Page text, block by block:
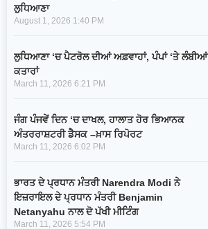
ਲੁਧਿਆਣਾ
August 1, 2026 1:40 PM
ਲੁਧਿਆਣਾ ‘ਚ ਪੈਟਰੋਲ ਦੀਆਂ ਅਫ਼ਵਾਹਾਂ, ਪੰਪਾਂ ‘ਤੇ ਲੰਬੀਆਂ
ਕਤਾਰਾਂ
March 11, 2026 6:21 PM
ਜੰਗ ਪੰਜਵੇਂ ਦਿਨ ‘ਚ ਦਾਖਲ, ਹਾਲਾਤ ਹੋਰ ਭਿਆਨਕ
ਅੰਤਰਰਾਸ਼ਟਰੀ ਡੈਸਕ –ਖ਼ਾਸ ਰਿਪੋਰਟ
March 11, 2026 6:02 PM
ਭਾਰਤ ਦੇ ਪ੍ਰਧਾਨ ਮੰਤਰੀ Narendra Modi ਨੇ
ਇਜ਼ਰਾਇਲ ਦੇ ਪ੍ਰਧਾਨ ਮੰਤਰੀ Benjamin
Netanyahu ਨਾਲ ਦੋ ਪੱਖੀ ਮੀਟਿੰਗ
March 11, 2026 5:54 PM